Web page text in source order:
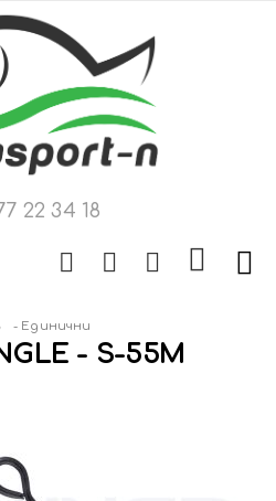
22 34 18
- Единични
- S-55M